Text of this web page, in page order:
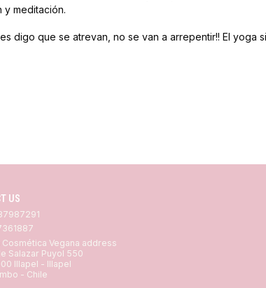
y meditación.
digo que se atrevan, no se van a arrepentir!! El yoga
US
Cosmética Vegana address
Salazar Puyol 550
Illapel - Illapel
- Chile